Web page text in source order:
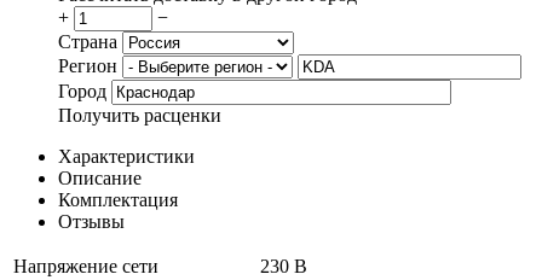
+
−
Страна
Регион
Город
Получить расценки
Характеристики
Описание
Комплектация
Отзывы
Напряжение сети
230 В